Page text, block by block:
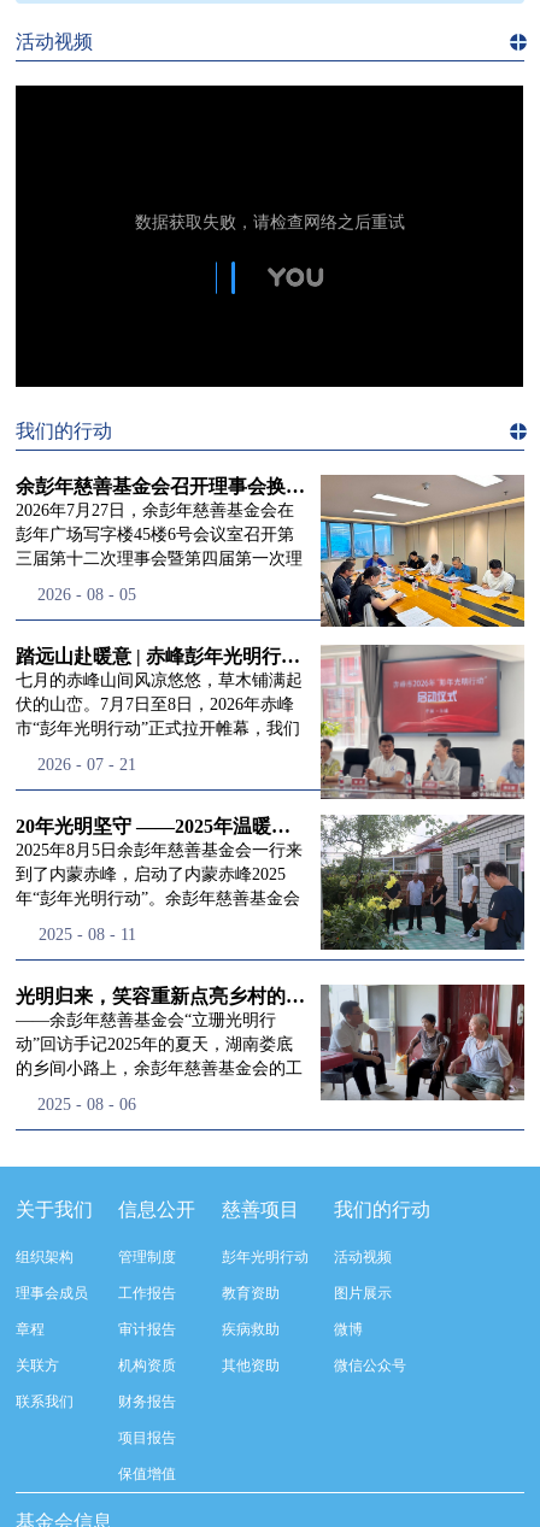
活动视频
我们的行动
余彭年慈善基金会召开理事会换届会议
2026年7月27日，余彭年慈善基金会在
彭年广场写字楼45楼6号会议室召开第
三届第十二次理事会暨第四届第一次理
徐滨先生；副理事长兼秘书长彭志兵先
生、李玲辉先生、郭启兴先生及梅鑫先
生，现场列席人员:监事孙海跃先生，联
合党支部书记曾层同志。本次会议由理
事长徐滨主持，会议出席人数超过理事
换届会议严格按照基金会章程规定流程
同回顾了基金会过往任期内在助学兴
教、医疗救助、公益事业普惠等多个领
域深耕耕耘的公益历程，充分肯定了第
三届理事会全体成员多年来接续付出的
民、济世利人"的慈善理念所做出的突
流程，完成了新一届治理层的选举任
命，全新的第四届理事会正式组建完
成：选举彭志兵、徐滨、彭新英、李
栋、李玲辉、郭启兴、梅鑫为余彭年慈
余彭年慈善基金会第四届理事会监事。
徐滨先生当选余彭年慈善基金会第四届
先生依次为新一任理事长徐滨先生及秘
新起点上，基金会将始终坚守创立初
心，继续沿着余彭年先生的慈善足迹稳
步前行：一方面将持续巩固已有的品牌
公益项目优势，把帮扶资源更精准地向
索适配新时代公益环境的创新路径，联
动更多社会爱心力量，搭建更透明、更
阔的角落，用实际行动践行"取之于社
会、用之于社会"的公益承诺。未来，
余彭年慈善基金会将在新一届理事会的
带领下，以更饱满的热忱投身公益慈善
2026 - 08 - 05
踏远山赴暖意 | 赤峰彭年光明行动启程，入户回访接住乡亲眼底的光亮
七月的赤峰山间风凉悠悠，草木铺满起
伏的山峦。7月7日至8日，2026年赤峰
市“彭年光明行动”正式拉开帷幕，我们
土地，赴一场延续了二十一年的光明之
残联唐婷婷理事长到场参与本次启动活
动，由衷肯定了基金会坚持二十一年深
耕光明帮扶的坚守，也向长久奔走推进
项目的我们表达了谢意。二十一年时光
市与县域，一趟趟奔赴偏远地区，只为
景，这份认可，也让我们更加笃定前行
的脚步。启动仪式落幕之后，我们没有
即刻返程，联合赤峰市残联的工作人
员、专业医护队伍走入乡间小路，随机
小路弯弯曲曲，两边是繁茂的林木，我
家中。简朴的乡村民居陈设简单，老人
往日家中大大小小的农活，全都压在了
老伴一人肩上。此前季爷爷的左眼早已
彻底失明，卧床的日子里视野一片昏
暗，行动受限再加上双目近乎失明，老
人常常对往后的生活满心忧虑。得益于
去年项目开展的右眼手术，如今他的右
眼重获视力，平日里能够看清手机屏
幕，简单的日常起居也可以自己打理不
少。聊天的时候季爷爷语气满是庆
幸：“本来走路就不利索，要是双眼都
看不见，真的不敢设想往后的日子。现
2026 - 07 - 21
20年光明坚守 ——2025年温暖启程“彭年光明行动”内蒙赤峰
2025年8月5日余彭年慈善基金会一行来
到了内蒙赤峰，启动了内蒙赤峰2025
年“彭年光明行动”。余彭年慈善基金会
欣以及余彭年慈善基金会志愿者姜颖妍
峰市残联理事长孙德欣对我们“彭年光
明行动”给予了高度的肯定，他表示“彭
年光明行动”不仅仅是帮助白内障患者
恢复光明，最重要的是减轻了患者家庭
事业的生动体现。随后余彭年慈善基金
光明行动”在内蒙的点点滴滴，并希望
覆盖，加强术后随访与科普宣传，同时
仪式后余彭年慈善基金会一行实地探访
了项目实施的一线情况，详细了解了患
流程就诊环节。 探访结束后，我们一行
开始对参与项目的患者进行了随机的回
项目的患者进行了随机的回访。居住在
松山区三道井子村的王奶奶左眼一直视
检查治疗。村里的赵书记在走访过程中
2025 - 08 - 11
光明归来，笑容重新点亮乡村的角落
——余彭年慈善基金会“立珊光明行
动”回访手记2025年的夏天，湖南娄底
的乡间小路上，余彭年慈善基金会的工
着一份特别的牵挂，走进了一个个普通
曾经被白内障困扰的老人，在接受
发生了怎样的变化。“现在能看清菜苗
来到涟源市渡头塘乡洪家村。72岁的曾
爷爷正在自家菜地里忙碌。他曾是村里
见，另一只眼睛的视力也越来越差。以
前，他看不清鱼塘的水位，也分不清菜
术后，眼睛亮堂多了！”老人笑着说。
现在，他能清楚地看到鱼塘里鱼儿游动
杂草。尽管手部有残疾，但他在田埂上
2025 - 08 - 06
们的行
动
道>>
关于我们
组织架构
理事会成员
章程
关联方
联系我们
信息公开
管理制度
工作报告
审计报告
机构资质
财务报告
项目报告
保值增值
慈善项目
彭年光明行动
教育资助
疾病救助
其他资助
我们的行动
活动视频
图片展示
微博
微信公众号
基金会信息